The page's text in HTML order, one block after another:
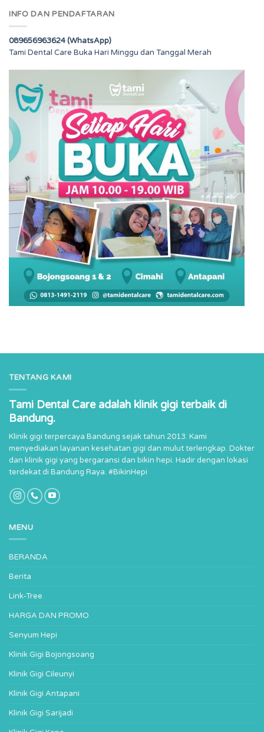
INFO DAN PENDAFTARAN
089656963624 (WhatsApp)
Tami Dental Care Buka Hari Minggu dan Tanggal Merah
TENTANG KAMI
Tami Dental Care adalah klinik gigi terbaik di
Bandung.
Klinik gigi terpercaya Bandung sejak tahun 2013. Kami
menyediakan layanan kesehatan gigi dan mulut terlengkap. Dokter
dan klinik gigi yang bergaransi dan bikin hepi. Hadir dengan lokasi
terdekat di Bandung Raya. #BikinHepi
MENU
BERANDA
Berita
Link-Tree
HARGA DAN PROMO
Senyum Hepi
Klinik Gigi Bojongsoang
Klinik Gigi Cileunyi
Klinik Gigi Antapani
Klinik Gigi Sarijadi